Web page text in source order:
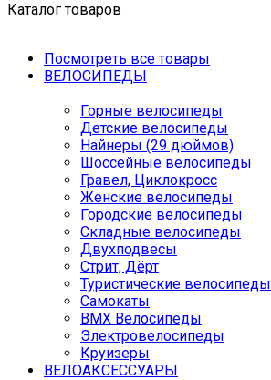
Каталог товаров
Посмотреть все товары
ВЕЛОСИПЕДЫ
Горные велосипеды
Детские велосипеды
Найнеры (29 дюймов)
Шоссейные велосипеды
Гравел, Циклокросс
Женские велосипеды
Городcкие велосипеды
Складные велосипеды
Двухподвесы
Стрит, Дёрт
Туристические велосипеды
Самокаты
BMX Велосипеды
Электровелосипеды
Круизеры
ВЕЛОАКСЕССУАРЫ